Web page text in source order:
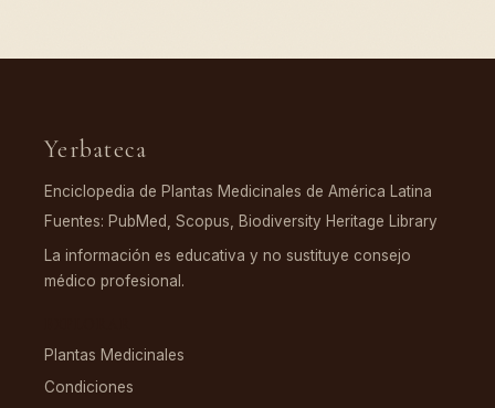
Yerbateca
Enciclopedia de Plantas Medicinales de América Latina
Fuentes: PubMed, Scopus, Biodiversity Heritage Library
La información es educativa y no sustituye consejo
médico profesional.
Plantas Medicinales
Condiciones